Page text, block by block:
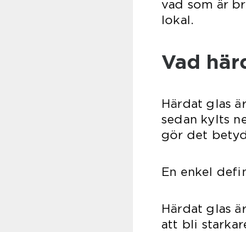
vad som är
lokal.
Vad
Härdat glas
sedan kylts
gör det
En enkel
Härdat glas
att bli